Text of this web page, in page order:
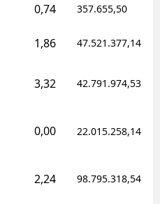
0,74 357.655,50
1,86 47.521.377,14
3,32 42.791.974,53
0,00 22.015.258,14
2,24 98.795.318,54